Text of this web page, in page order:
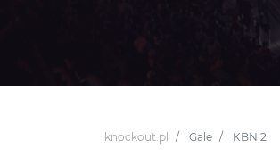
knockout.pl Gale KBN 2